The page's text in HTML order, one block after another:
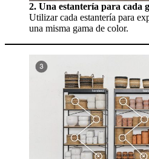
2. Una estantería para cada
Utilizar cada estantería para
una misma gama de color.